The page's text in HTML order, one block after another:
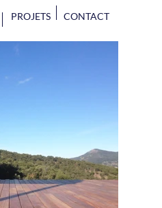
PROJETS CONTACT